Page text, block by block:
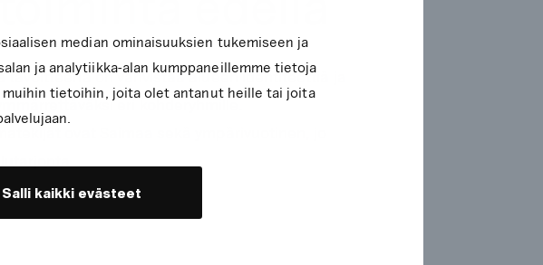
median ominaisuuksien tukemiseen ja
ja analytiikka-alan kumppaneillemme tietoja
tietoihin, joita olet antanut heille tai joita
Salli kaikki evästeet
on vahvistaa alueen identiteettiä ja
eri kohderyhmille.